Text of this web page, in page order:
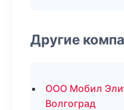
Другие
ООО Мобил
Волгоград